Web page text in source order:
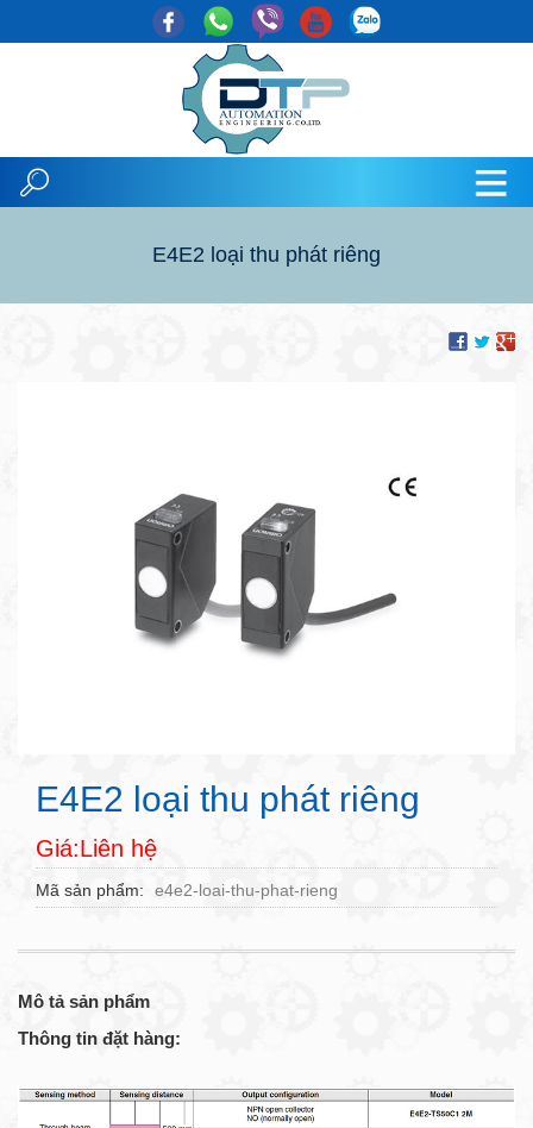
E4E2 loại thu phát riêng
E4E2 loại thu phát riêng
Giá:Liên hệ
Mã sản phẩm e4e2-loai-thu-phat-rieng
Mô tả sản phẩm
Thông tin đặt hàng: